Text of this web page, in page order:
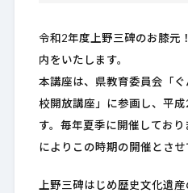
令和2年度上野三碑のお膝元
内をいたします。
本講座は、県教育委員会「
校開放講座」に参画し、平
す。毎年夏季に開催してお
によりこの時期の開催とさせ
上野三碑はじめ歴史文化遺